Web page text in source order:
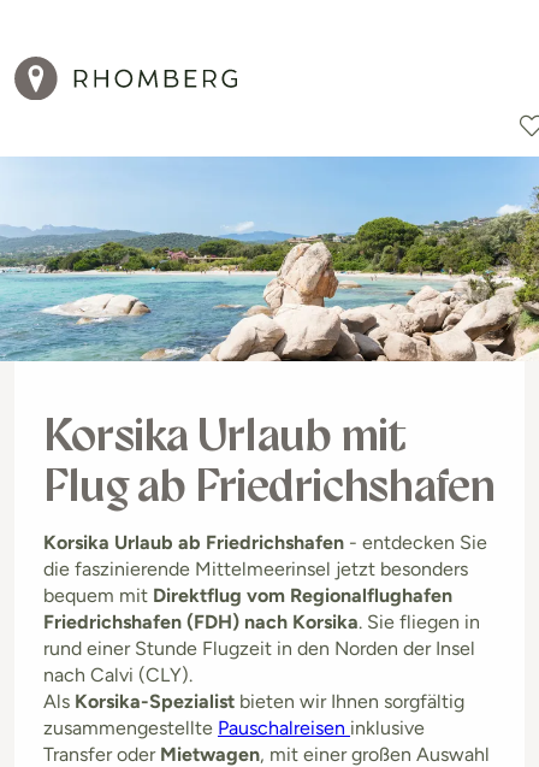
Reisearten Aktionen
Korsika Urlaub mit
Flug ab Friedrichshafen
Korsika Urlaub ab Friedrichshafen - entdecken Sie
die faszinierende Mittelmeerinsel jetzt besonders
bequem mit Direktflug vom Regionalflughafen
Friedrichshafen (FDH) nach Korsika. Sie fliegen in
rund einer Stunde Flugzeit in den Norden der Insel
nach Calvi (CLY).
Als Korsika-Spezialist bieten wir Ihnen sorgfältig
zusammengestellte Pauschalreisen inklusive
Transfer oder Mietwagen, mit einer großen Auswahl